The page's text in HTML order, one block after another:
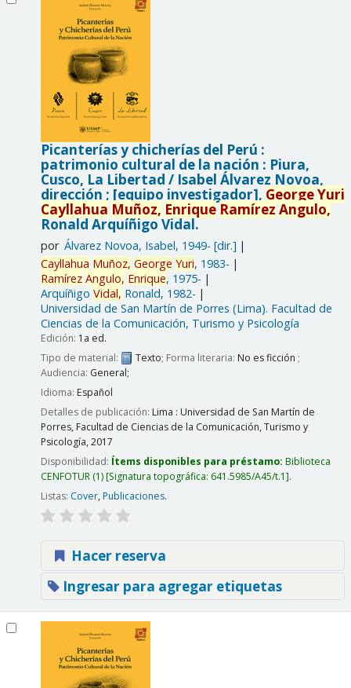
Picanterías y chicherías del Perú :
patrimonio cultural de la nación : Piura,
Cusco, La Libertad / Isabel Álvarez Novoa,
dirección ; [equipo investigador], GeorgeYuri
Cayllahua Muñoz, Enrique Ramírez Angulo,
Ronald Arquíñigo Vidal.
por Álvarez Novoa, Isabel, 1949- [dir.]
Cayllahua Muñoz, George Yuri, 1983-
Ramírez Angulo, Enrique, 1975-
Arquíñigo Vidal, Ronald, 1982-
Universidad de San Martín de Porres (Lima). Facultad de
Ciencias de la Comunicación, Turismo y Psicología
Edición: 1a ed.
Tipo de material:
Texto; Forma literaria: No es ficción ;
Audiencia: General;
Idioma: Español
Detalles de publicación: Lima : Universidad de San Martín de
Porres, Facultad de Ciencias de la Comunicación, Turismo y
Psicología,2017
Disponibilidad: Ítems disponibles para préstamo: Biblioteca
CENFOTUR(1) Signatura topográfica: 641.5985/A45/t.1 .
Listas: Cover,Publicaciones.
Hacer reserva
Ingresar para agregar etiquetas